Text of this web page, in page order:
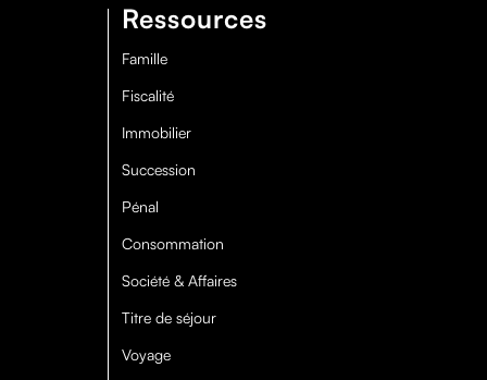
Ressources
Famille
Fiscalité
Immobilier
Succession
Pénal
Consommation
Société & Affaires
Titre de séjour
Voyage